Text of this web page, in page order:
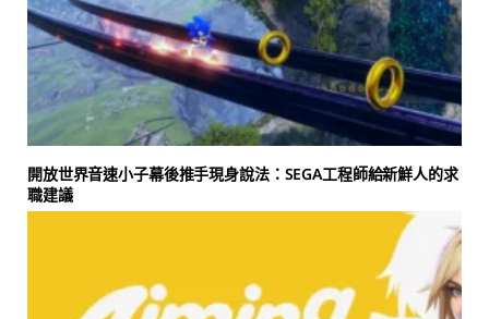
開放世界音速小子幕後推手現身說法：SEGA工程師給新鮮人的求
職建議